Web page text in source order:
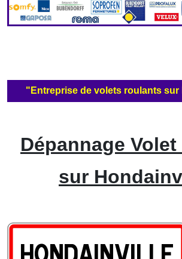
"Entreprise de volets roulants
Dépannage
sur